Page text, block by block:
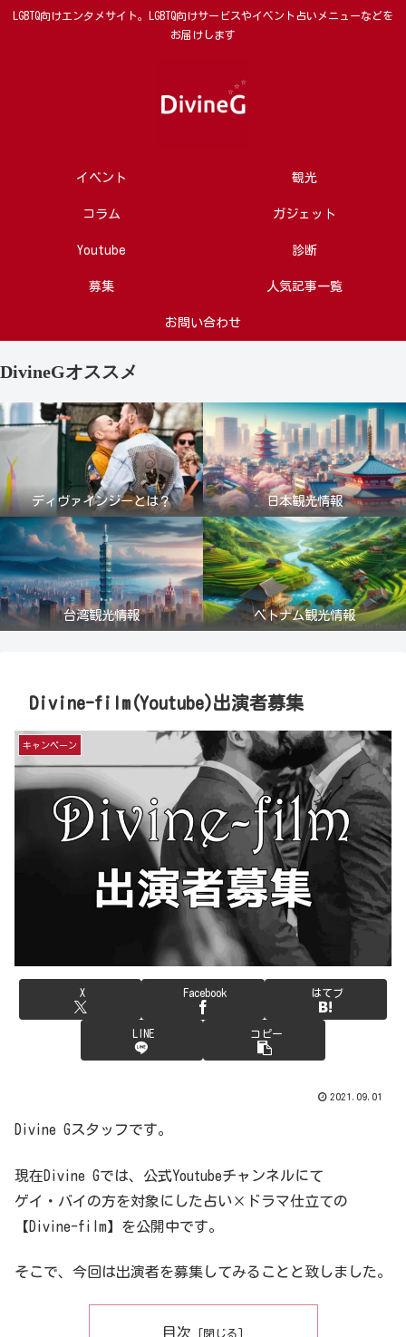
LGBTQ向けエンタメサイト。LGBTQ向けサービスやイベント占いメニューなどを
お届けします
イベント 観光
コラム ガジェット
Youtube 診断
募集 人気記事一覧
お問い合わせ
DivineGオススメ
ディヴァインジーとは？ 日本観光情報
台湾観光情報 ベトナム観光情報
Divine-film(Youtube)出演者募集
キャンペーン
X Facebook はてブ
LINE コピー
2021.09.01
Divine Gスタッフです。
現在Divine Gでは、公式Youtubeチャンネルにて
ゲイ・バイの方を対象にした占い×ドラマ仕立ての
【Divine-film】を公開中です。
そこで、今回は出演者を募集してみることと致しました。
目次